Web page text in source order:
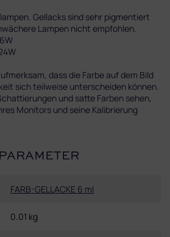
Gellacks sind sehr pigmentiert
Lampen nicht empfohlen.
dass die Farbe auf dem Bild
sich teilweise unterscheiden können.
und satte Farben sehen,
Monitors und seine Kalibrierung
FARB-GELLACKE 6 ml
0.01 kg